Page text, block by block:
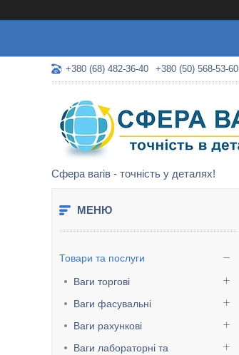
+380 (68) 482-36-40 +380 (50) 568-53-60
Сфера вагів - точність у деталях!
Товари та послуги
Ваги торгові
Ваги фасувальні
Ваги рахункові
Ваги лабораторні та